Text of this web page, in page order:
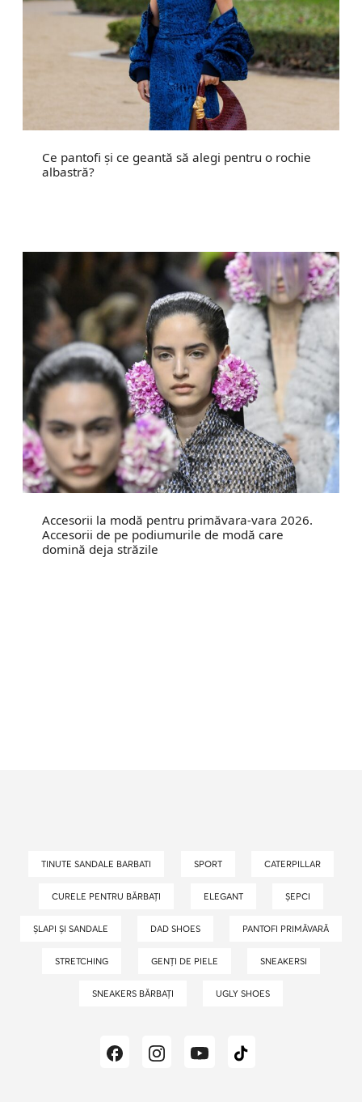
Ce pantofi și ce geantă să alegi pentru o rochie
albastră?
Accesorii la modă pentru primăvara-vara 2026.
Accesorii de pe podiumurile de modă care
domină deja străzile
TINUTE SANDALE BARBATI SPORT CATERPILLAR
CURELE PENTRU BĂRBAȚI ELEGANT ȘEPCI
ȘLAPI ȘI SANDALE DAD SHOES PANTOFI PRIMĂVARĂ
STRETCHING GENȚI DE PIELE SNEAKERSI
SNEAKERS BĂRBAȚI UGLY SHOES